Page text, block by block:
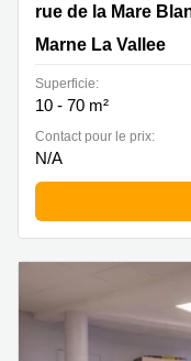
6 rue de la Mare
CEDEX 2, Marne La
Marne La Vallee
Superficie:
10 - 70 m²
Contact pour le prix:
N/A